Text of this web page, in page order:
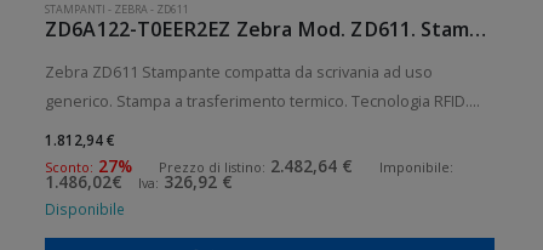
STAMPANTI - ZEBRA- ZD611
ZD6A122-T0EER2EZ Zebra Mod. ZD611. Stampante di etichette.
Zebra ZD611 Stampante compatta da scrivania ad uso
generico. Stampa a trasferimento termico. Tecnologia RFID.
Collegamento wireless senza fili. Velocità di stampa: 203
mm/sec Risoluzione di stampa: 8 dot/mm RFID: Presente
Wireless: Presente S
1.812,94 €
Sconto: 27% Prezzo di listino: 2.482,64 € Imponibile:
1.486,02€ Iva: 326,92 €
Disponibile